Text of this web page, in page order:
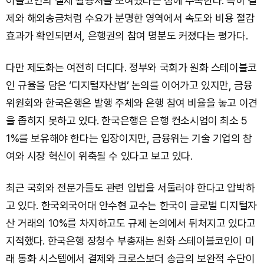
제와 해외송금처럼 수요가 분명한 영역에서 속도와 비용 절감
효과가 확인되면서, 은행권의 참여 명분도 커졌다는 평가다.
다만 제도화는 여전히 더디다. 정부와 국회가 원화 스테이블코
인 규율을 담은 ‘디지털자산법’ 논의를 이어가고 있지만, 금융
위원회와 한국은행은 발행 주체와 은행 참여 비율을 놓고 이견
을 좁히지 못하고 있다. 한국은행은 은행 컨소시엄이 최소 5
1%를 보유해야 한다는 입장이지만, 금융위는 기술 기업의 참
여와 시장 혁신이 위축될 수 있다고 보고 있다.
최근 국회와 전문가들도 관련 입법을 서둘러야 한다고 압박하
고 있다. 한국외국어대 안수현 교수는 한국이 글로벌 디지털자
산 거래의 10%를 차지하고도 규제 논의에서 뒤처지고 있다고
지적했다. 한국은행 장청수 부총재는 원화 스테이블코인이 미
래 통화 시스템에서 결제와 크로스보더 송금의 보완적 수단이